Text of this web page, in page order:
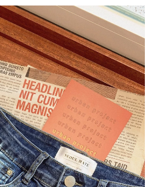
洋裝 舒芙蕾
小香 牛仔
牛仔裙 冰感